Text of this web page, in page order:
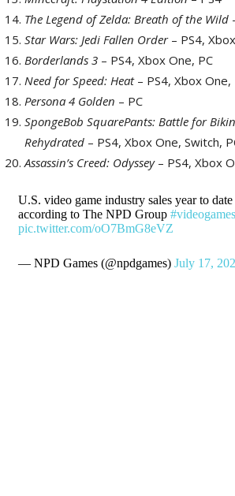
The Legend of Zelda: Breath of the Wild
Star Wars: Jedi Fallen Order– PS4,
Borderlands 3 – PS4, Xbox One, PC
Need for Speed: Heat– PS4, Xbox One,
Persona 4 Golden – PC
SpongeBob SquarePants: Battle for
Rehydrated – PS4, Xbox One, Switch,
Assassin’s Creed: Odyssey– PS4, Xbox
U.S. video game industry sales year to
according to The NPD Group #videogames
pic.twitter.com/oO7BmG8eVZ
— NPD Games (@npdgames) July 17,